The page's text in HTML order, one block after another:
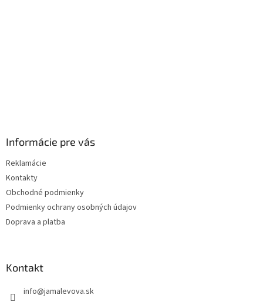
Informácie pre vás
Reklamácie
Kontakty
Obchodné podmienky
Podmienky ochrany osobných údajov
Doprava a platba
Kontakt
info@jamalevova.sk